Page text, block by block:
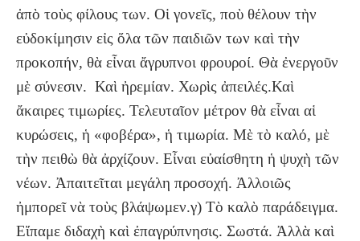
ἀπὸ τοὺς φίλους των. Οἱ γονεῖς, ποὺ θέλουν τὴν
εὐδοκίμησιν εἰς ὅλα τῶν παιδιῶν των καὶ τὴν
προκοπήν, θὰ εἶναι ἄγρυπνοι φρουροί. Θὰ ἐνεργοῦν
μὲ σύνεσιν. Καὶ ἠρεμίαν. Χωρὶς ἀπειλές.Καὶ
ἄκαιρες τιμωρίες. Τελευταῖον μέτρον θὰ εἶναι αἱ
κυρώσεις, ἡ «φοβέρα», ἡ τιμωρία. Μὲ τὸ καλό, μὲ
τὴν πειθὼ θὰ ἀρχίζουν. Εἶναι εὐαίσθητη ἡ ψυχὴ τῶν
νέων. Ἀπαιτεῖται μεγάλη προσοχή. Ἀλλοιῶς
ἠμπορεῖ νὰ τοὺς βλάψωμεν.γ) Τὸ καλὸ παράδειγμα.
Εἴπαμε διδαχὴ καὶ ἐπαγρύπνησις. Σωστά. Ἀλλὰ καὶ